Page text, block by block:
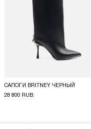
САПОГИ BRITNEY ЧЕРНЫЙ
28 800 RUB.